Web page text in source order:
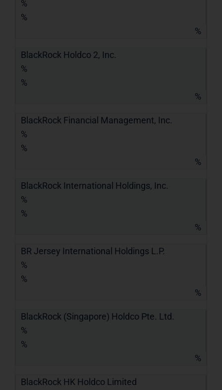
%
%
%
BlackRock Holdco 2, Inc.
%
%
%
BlackRock Financial Management, Inc.
%
%
%
BlackRock International Holdings, Inc.
%
%
%
BR Jersey International Holdings L.P.
%
%
%
BlackRock (Singapore) Holdco Pte. Ltd.
%
%
%
BlackRock HK Holdco Limited